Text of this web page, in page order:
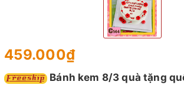
459.000₫
Bánh kem 8/3 quà tặng